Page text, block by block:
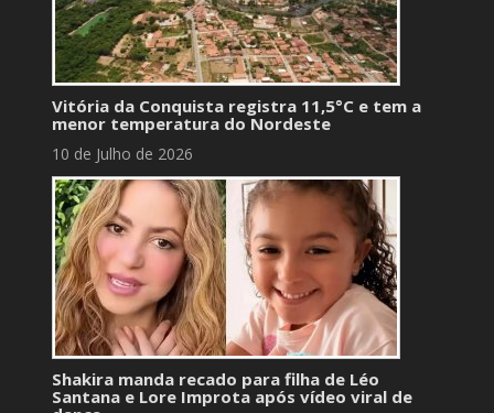
Vitória da Conquista registra 11,5°C e tem a
menor temperatura do Nordeste
10 de Julho de 2026
Shakira manda recado para filha de Léo
Santana e Lore Improta após vídeo viral de